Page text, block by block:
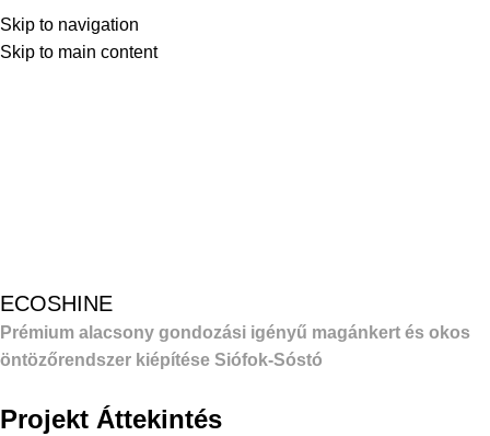
Skip to navigation
Skip to main content
ECOSHINE
Prémium alacsony gondozási igényű magánkert és okos
öntözőrendszer kiépítése Siófok-Sóstó
Projekt Áttekintés